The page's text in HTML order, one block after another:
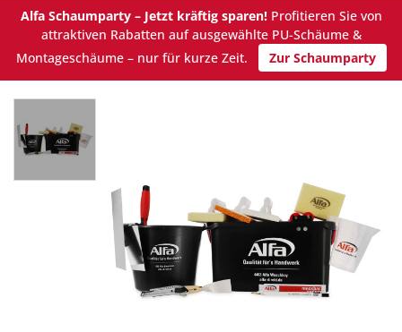
Alfa Schaumparty – Jetzt kräftig sparen!Profitieren Sie von
attraktiven Rabatten auf ausgewählte PU-Schäume &
Montageschäume – nur für kurze Zeit.
Zur Schaumparty